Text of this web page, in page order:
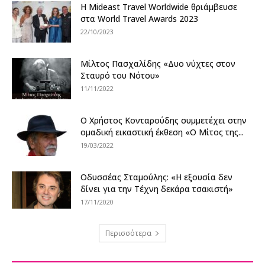
Η Mideast Travel Worldwide θριάμβευσε
στα World Travel Awards 2023
22/10/2023
Mίλτος Πασχαλίδης «Δυο νύχτες στον
Σταυρό του Νότου»
11/11/2022
Ο Χρήστος Κονταρούδης συμμετέχει στην
ομαδική εικαστική έκθεση «O Μίτος της...
19/03/2022
Οδυσσέας Σταμούλης: «Η εξουσία δεν
δίνει για την Τέχνη δεκάρα τσακιστή»
17/11/2020
Περισσότερα